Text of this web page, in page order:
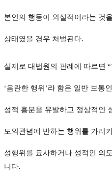
본인의 행동이 외설적이라는 것
상태였을 경우 처벌된다.
실제로 대법원의 판례에 따르면
‘음란한 행위’라 함은 일반 보통
성적 흥분을 유발하고 정상적인
도의관념에 반하는 행위를 가리
성행위를 묘사하거나 성적인 의
니다.